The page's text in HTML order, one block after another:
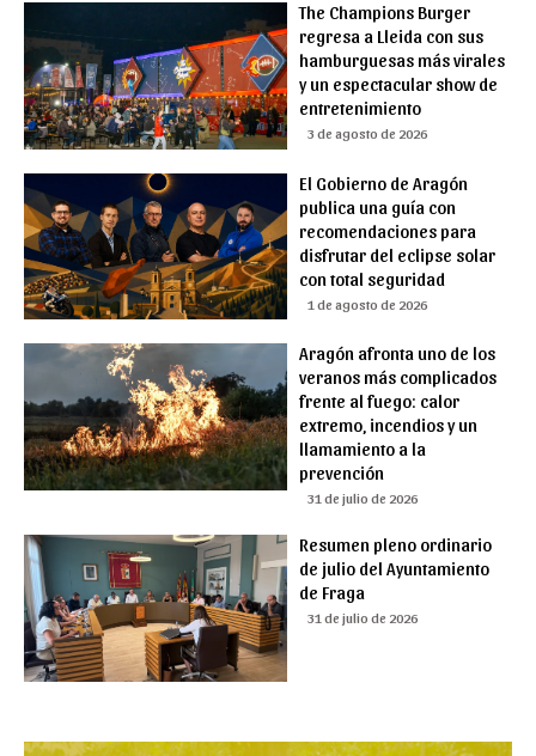
The Champions Burger
regresa a Lleida con sus
hamburguesas más virales
y un espectacular show de
entretenimiento
3 de agosto de 2026
El Gobierno de Aragón
publica una guía con
recomendaciones para
disfrutar del eclipse solar
con total seguridad
1 de agosto de 2026
Aragón afronta uno de los
veranos más complicados
frente al fuego: calor
extremo, incendios y un
llamamiento a la
prevención
31 de julio de 2026
Resumen pleno ordinario
de julio del Ayuntamiento
de Fraga
31 de julio de 2026